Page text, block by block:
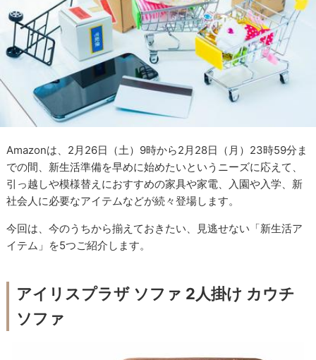
Amazonは、2月26日（土）9時から2月28日（月）23時59分ま
での間、新生活準備を早めに始めたいというニーズに応えて、
引っ越しや模様替えにおすすめの家具や家電、入園や入学、新
社会人に必要なアイテムなどが続々登場します。
今回は、今のうちから揃えておきたい、見逃せない「新生活ア
イテム」を5つご紹介します。
アイリスプラザ ソファ 2人掛け カウチ
ソファ